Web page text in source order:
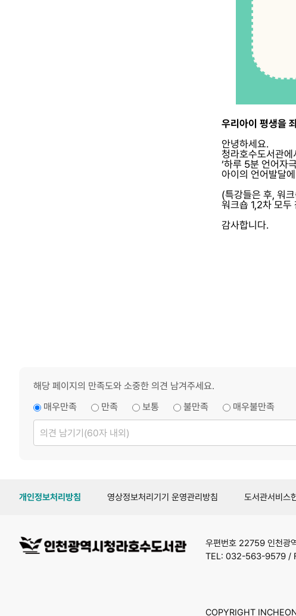
우리아이 평생을
안녕하세요.
청라호수도서관
‘하루 5분 언어자
아이의 언어발달
(특강들은 후, 워
워크숍 1,2차 모두
감사합니다.
해당 페이지의 만족도와 소중한 의견 남겨주세요.
매우만족
만족 보통 불만족
매우불만족
의
견
남
개인정보처리방침 영상정보처리기기 운영관리방침 도서관서비스
우편번호 22759 인천광
TEL: 032-563-9579 /
COPYRIGHT